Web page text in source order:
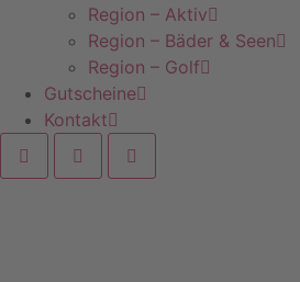
Region – Aktiv
Region – Bäder & Seen
Region – Golf
Gutscheine
Kontakt